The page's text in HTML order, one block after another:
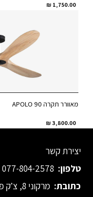
1,750.00
₪
מאוורר תקרה APOLO 90
3,800.00
₪
יצירת קשר
טלפון: 077-804-2578
כתובת: מרקוני 8, צ’ק פוסט חיפה